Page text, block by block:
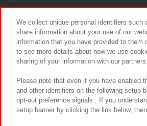
We collect unique personal identifiers
share information about your use of our
information that you have provided to
to see more details about how we use
sharing of your information with our
Please note that even if you have enabled
and other identifiers on the following setup
opt-out preference signals . If you
setup banner by clicking the link below,